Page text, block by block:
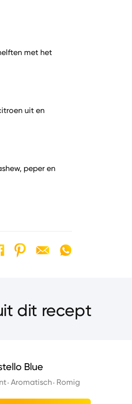
met het
uit en
peper en
dit recept
Blue
Aromatisch Romig